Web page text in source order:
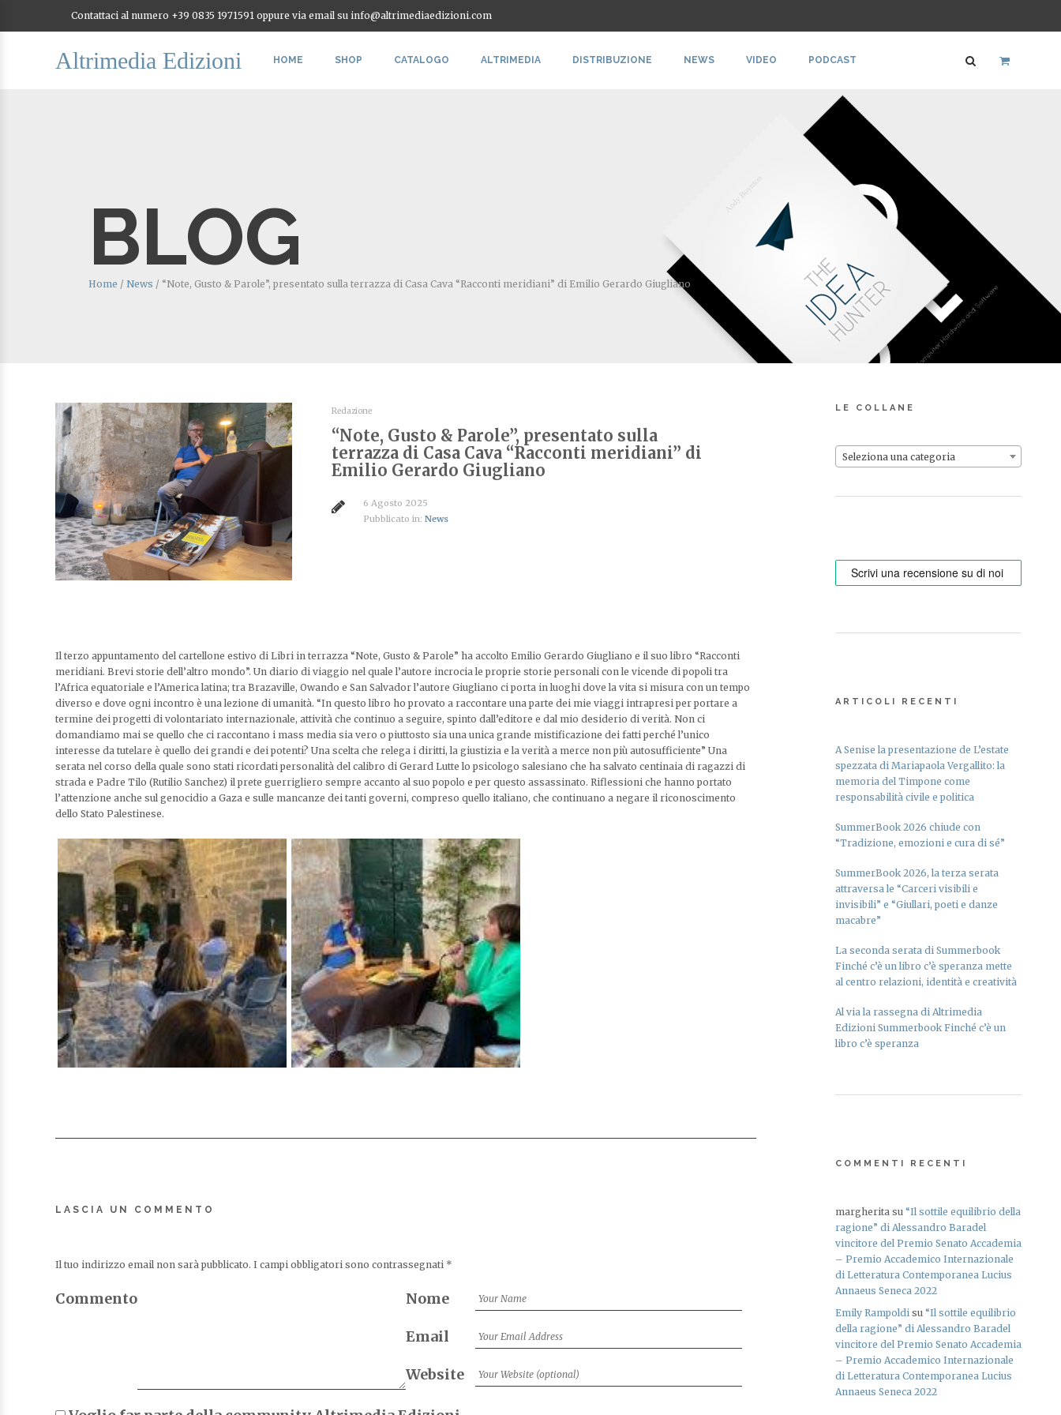
Contattaci al numero +39 0835 1971591 oppure via email su info@altrimediaedizioni.com
Altrimedia Edizioni HOME SHOP CATALOGO ALTRIMEDIA DISTRIBUZIONE NEWS VIDEO PODCAST
BLOG
Home / News / “Note, Gusto & Parole”, presentato sulla terrazza di Casa Cava “Racconti meridiani” di Emilio Gerardo Giugliano
Redazione
“Note, Gusto & Parole”, presentato sulla
terrazza di Casa Cava “Racconti meridiani” di
Emilio Gerardo Giugliano
6 Agosto 2025
Pubblicato in: News
Il terzo appuntamento del cartellone estivo di Libri in terrazza “Note, Gusto & Parole” ha accolto Emilio Gerardo Giugliano e il suo libro “Racconti
meridiani. Brevi storie dell’altro mondo”. Un diario di viaggio nel quale l’autore incrocia le proprie storie personali con le vicende di popoli tra
l’Africa equatoriale e l’America latina; tra Brazaville, Owando e San Salvador l’autore Giugliano ci porta in luoghi dove la vita si misura con un tempo
diverso e dove ogni incontro è una lezione di umanità. “In questo libro ho provato a raccontare una parte dei mie viaggi intrapresi per portare a
termine dei progetti di volontariato internazionale, attività che continuo a seguire, spinto dall’editore e dal mio desiderio di verità. Non ci
domandiamo mai se quello che ci raccontano i mass media sia vero o piuttosto sia una unica grande mistificazione dei fatti perché l’unico
interesse da tutelare è quello dei grandi e dei potenti? Una scelta che relega i diritti, la giustizia e la verità a merce non più autosufficiente” Una
serata nel corso della quale sono stati ricordati personalità del calibro di Gerard Lutte lo psicologo salesiano che ha salvato centinaia di ragazzi di
strada e Padre Tilo (Rutilio Sanchez) il prete guerrigliero sempre accanto al suo popolo e per questo assassinato. Riflessioni che hanno portato
l’attenzione anche sul genocidio a Gaza e sulle mancanze dei tanti governi, compreso quello italiano, che continuano a negare il riconoscimento
dello Stato Palestinese.
LASCIA UN COMMENTO
Il tuo indirizzo email non sarà pubblicato. I campi obbligatori sono contrassegnati *
Commento Nome
Email
Website
LE COLLANE
Seleziona una categoria
ARTICOLI RECENTI
A Senise la presentazione de L’estate
spezzata di Mariapaola Vergallito: la
memoria del Timpone come
responsabilità civile e politica
SummerBook 2026 chiude con
“Tradizione, emozioni e cura di sé”
SummerBook 2026, la terza serata
attraversa le “Carceri visibili e
invisibili” e “Giullari, poeti e danze
macabre”
La seconda serata di Summerbook
Finché c’è un libro c’è speranza mette
al centro relazioni, identità e creatività
Al via la rassegna di Altrimedia
Edizioni Summerbook Finché c’è un
libro c’è speranza
COMMENTI RECENTI
margherita su “Il sottile equilibrio della
ragione” di Alessandro Baradel
vincitore del Premio Senato Accademia
– Premio Accademico Internazionale
di Letteratura Contemporanea Lucius
Annaeus Seneca 2022
Emily Rampoldi su “Il sottile equilibrio
della ragione” di Alessandro Baradel
vincitore del Premio Senato Accademia
– Premio Accademico Internazionale
di Letteratura Contemporanea Lucius
Annaeus Seneca 2022